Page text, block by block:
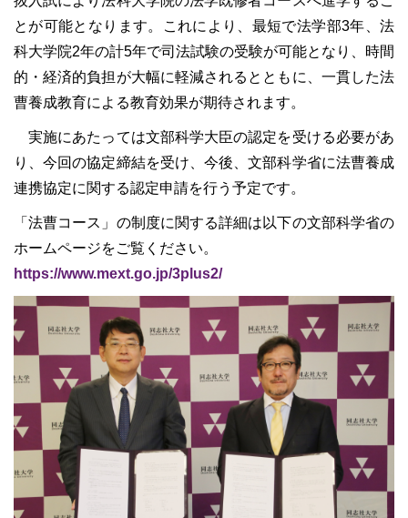
とが可能となります。これにより、最短で法学部3年、法
科大学院2年の計5年で司法試験の受験が可能となり、時間
的・経済的負担が大幅に軽減されるとともに、一貫した法
曹養成教育による教育効果が期待されます。
実施にあたっては文部科学大臣の認定を受ける必要があ
り、今回の協定締結を受け、今後、文部科学省に法曹養成
連携協定に関する認定申請を行う予定です。
「法曹コース」の制度に関する詳細は以下の文部科学省の
ホームページをご覧ください。
https://www.mext.go.jp/3plus2/